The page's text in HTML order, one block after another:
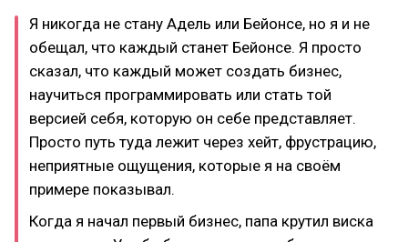
Я никогда не стану Адель или Бейонсе, но я и не
обещал, что каждый станет Бейонсе. Я просто
сказал, что каждый может создать бизнес,
научиться программировать или стать той
версией себя, которую он себе представляет.
Просто путь туда лежит через хейт, фрустрацию,
неприятные ощущения, которые я на своём
примере показывал.
Когда я начал первый бизнес, папа крутил виска